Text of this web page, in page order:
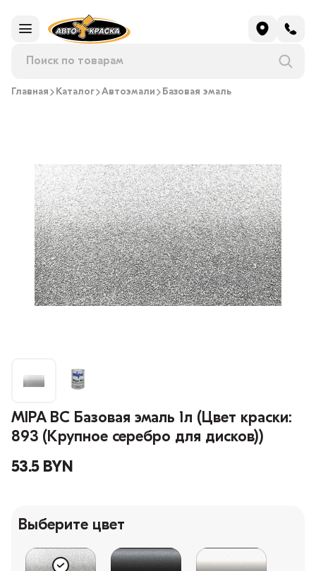
Главная Каталог Автоэмали Базовая эмаль
MIPA BC Базовая эмаль 1л (Цвет краски:
893 (Крупное серебро для дисков))
53.5 BYN
Выберите цвет